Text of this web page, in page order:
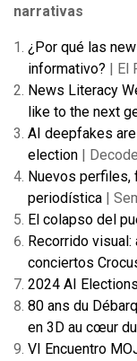
narrativas
¿Por qué las
informativo? | El
News Literacy
like to the next
AI deepfakes
election |
Nuevos perfiles,
periodística |
El colapso del
Recorrido
conciertos
2024 AI
80 ans du
en 3D au cœur
VI Encuentro